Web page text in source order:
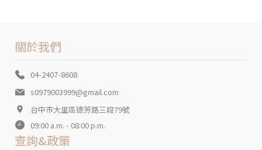
關於我們
04-2407-8608
s0979003999@gmail.com
台中市大里區德芳路三段79號
09:00 a.m. - 08:00 p.m.
查詢&政策